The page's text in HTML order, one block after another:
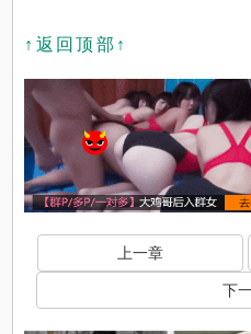
↑返回顶部↑
上一章
下